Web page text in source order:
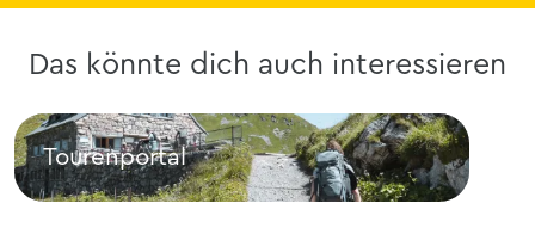
Das könnte dich auch interessieren
Tourenportal
Tourenportal